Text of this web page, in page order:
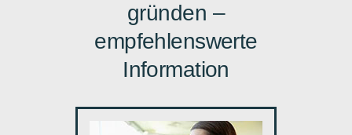
gründen –
empfehlenswerte
Information